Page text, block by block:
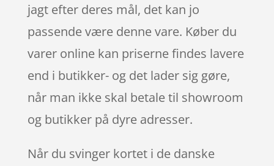
jagt efter deres mål, det kan jo
passende være denne vare. Køber du
varer online kan priserne findes lavere
end i butikker- og det lader sig gøre,
når man ikke skal betale til showroom
og butikker på dyre adresser.
Når du svinger kortet i de danske